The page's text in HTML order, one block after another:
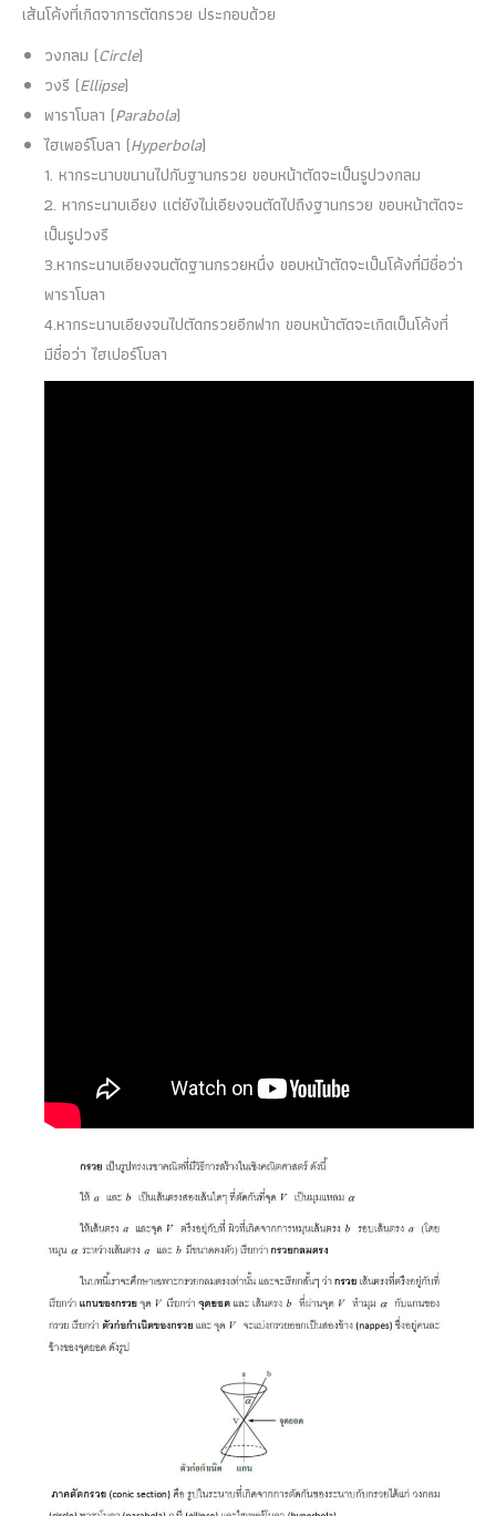
เส้นโค้งที่เกิดจาการตัดกรวย ประกอบด้วย
วงกลม (Circle)
วงรี (Ellipse)
พาราโบลา (Parabola)
ไฮเพอร์โบลา (Hyperbola)
1. หากระนาบขนานไปกับฐานกรวย ขอบหน้าตัดจะเป็นรูปวงกลม
2. หากระนาบเอียง แต่ยังไม่เอียงจนตัดไปถึงฐานกรวย ขอบหน้าตัดจะ
เป็นรูปวงรี
3.หากระนาบเอียงจนตัดฐานกรวยหนึ่ง ขอบหน้าตัดจะเป็นโค้งที่มีชื่อว่า
พาราโบลา
4.หากระนาบเอียงจนไปตัดกรวยอีกฟาก ขอบหน้าตัดจะเกิดเป็นโค้งที่
มีชื่อว่า ไฮเปอร์โบลา